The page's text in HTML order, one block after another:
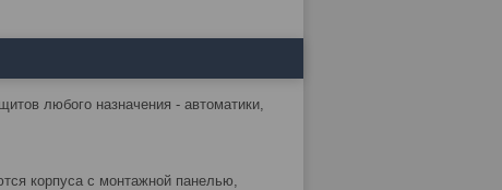
любого назначения - автоматики,
корпуса с монтажной панелью,